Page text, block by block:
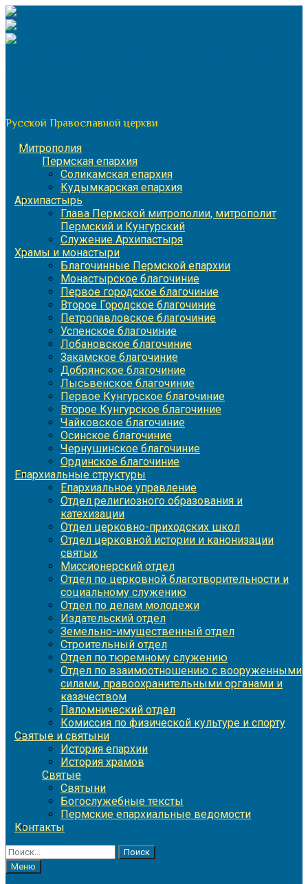
Перейти
к
содержимому
Русской Православной церкви
Митрополия
Пермская епархия
Соликамская епархия
Кудымкарская епархия
Архипастырь
Глава Пермской митрополии, митрополит
Пермский и Кунгурский
Служение Архипастыря
Храмы и монастыри
Благочинные Пермской епархии
Монастырское благочиние
Первое городское благочиние
Второе Городское благочиние
Петропавловское благочиние
Успенское благочиние
Лобановское благочиние
Закамское благочиние
Добрянское благочиние
Лысьвенское благочиние
Первое Кунгурское благочиние
Второе Кунгурское благочиние
Чайковское благочиние
Осинское благочиние
Чернушинское благочиние
Ординское благочиние
Епархиальные структуры
Епархиальное управление
Отдел религиозного образования и
катехизации
Отдел церковно-приходских школ
Отдел церковной истории и канонизации
святых
Миссионерский отдел
Отдел по церковной благотворительности и
социальному служению
Отдел по делам молодежи
Издательский отдел
Земельно-имущественный отдел
Строительный отдел
Отдел по тюремному служению
Отдел по взаимоотношению с вооруженными
силами, правоохранительными органами и
казачеством
Паломнический отдел
Комиссия по физической культуре и спорту
Святые и святыни
История епархии
История храмов
Святые
Святыни
Богослужебные тексты
Пермские епархиальные ведомости
Контакты
Найти:
Меню